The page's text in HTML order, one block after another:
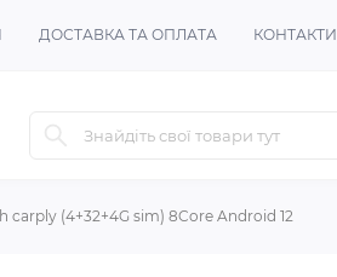
ДОСТАВКА ТА ОПЛАТА КОНТАКТИ
carply (4+32+4G sim) 8Core Android 12